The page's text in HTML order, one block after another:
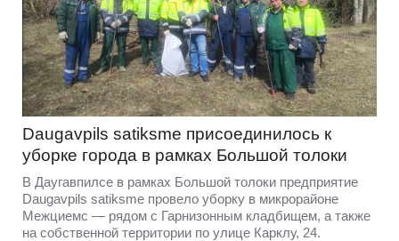
Daugavpils satiksme присоединилось к
уборке города в рамках Большой толоки
В Даугавпилсе в рамках Большой толоки предприятие
Daugavpils satiksme провело уборку в микрорайоне
Межциемс — рядом с Гарнизонным кладбищем, а также
на собственной территории по улице Карклу, 24.